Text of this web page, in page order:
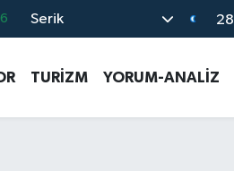
Serik 28
TURİZM YORUM-ANALİZ